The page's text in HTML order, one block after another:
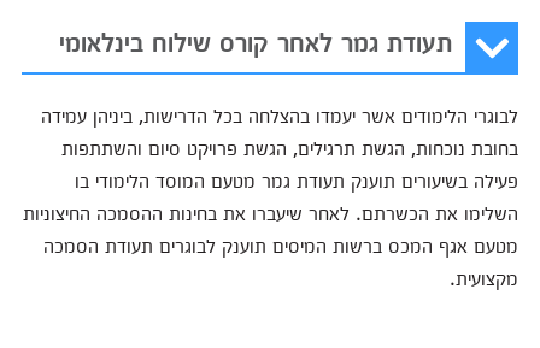
תעודת גמר לאחר קורס שילוח בינלאומי
לבוגרי הלימודים אשר יעמדו בהצלחה בכל הדרישות, ביניהן עמידה
בחובת נוכחות, הגשת תרגילים, הגשת פרויקט סיום והשתתפות
פעילה בשיעורים תוענק תעודת גמר מטעם המוסד הלימודי בו
השלימו את הכשרתם. לאחר שיעברו את בחינות ההסמכה החיצוניות
מטעם אגף המכס ברשות המיסים תוענק לבוגרים תעודת הסמכה
מקצועית.